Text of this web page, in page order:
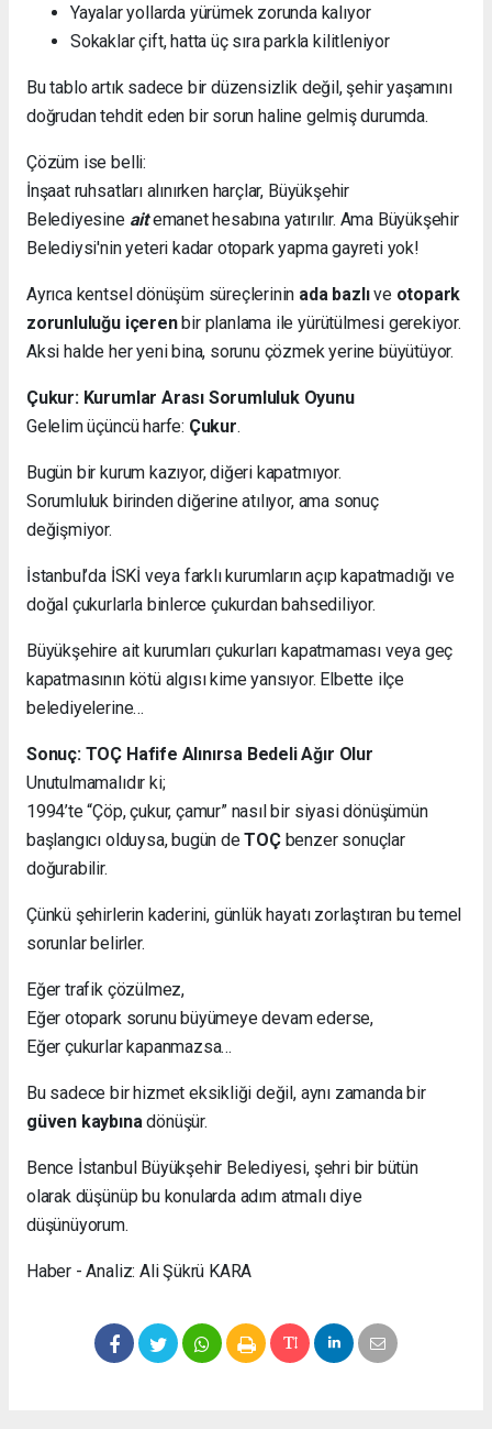
Yayalar yollarda yürümek zorunda kalıyor
Sokaklar çift, hatta üç sıra parkla kilitleniyor
Bu tablo artık sadece bir düzensizlik değil, şehir yaşamını
doğrudan tehdit eden bir sorun haline gelmiş durumda.
Çözüm ise belli:
İnşaat ruhsatları alınırken harçlar, Büyükşehir
Belediyesine aitemanet hesabına yatırılır. Ama Büyükşehir
Belediysi'nin yeteri kadar otopark yapma gayreti yok!
Ayrıca kentsel dönüşüm süreçlerinin ada bazlıve otopark
zorunluluğu içerenbir planlama ile yürütülmesi gerekiyor.
Aksi halde her yeni bina, sorunu çözmek yerine büyütüyor.
Çukur: Kurumlar Arası Sorumluluk Oyunu
Gelelim üçüncü harfe: Çukur.
Bugün bir kurum kazıyor, diğeri kapatmıyor.
Sorumluluk birinden diğerine atılıyor, ama sonuç
değişmiyor.
İstanbul’da İSKİ veya farklı kurumların açıp kapatmadığı ve
doğal çukurlarla binlerce çukurdan bahsediliyor.
Büyükşehire ait kurumları çukurları kapatmaması veya geç
kapatmasının kötü algısı kime yansıyor. Elbette ilçe
belediyelerine…
Sonuç: TOÇ Hafife Alınırsa Bedeli Ağır Olur
Unutulmamalıdır ki;
1994’te “Çöp, çukur, çamur” nasıl bir siyasi dönüşümün
başlangıcı olduysa, bugün deTOÇbenzer sonuçlar
doğurabilir.
Çünkü şehirlerin kaderini, günlük hayatı zorlaştıran bu temel
sorunlar belirler.
Eğer trafik çözülmez,
Eğer otopark sorunu büyümeye devam ederse,
Eğer çukurlar kapanmazsa…
Bu sadece bir hizmet eksikliği değil, aynı zamanda bir
güven kaybına dönüşür.
Bence İstanbul Büyükşehir Belediyesi, şehri bir bütün
olarak düşünüp bu konularda adım atmalı diye
düşünüyorum.
Haber - Analiz: Ali Şükrü KARA